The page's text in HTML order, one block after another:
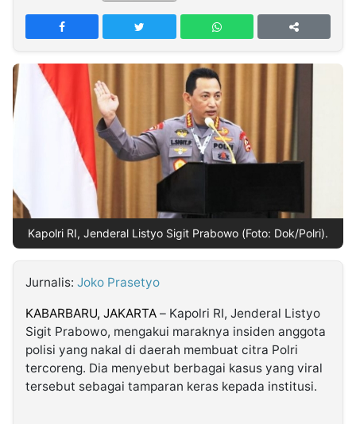
Network
PT
TREETAN
MULTIMEDIA
INDONESIA
NTB
Time
IDN
Jogja
Rakyat
News
Notice
Dinamikapost.com
Baru
Follow
Kabarbaru
Kapolri RI, Jenderal Listyo Sigit Prabowo (Foto: Dok/Polri).
Jurnalis: Joko Prasetyo
KABARBARU, JAKARTA – Kapolri RI, Jenderal Listyo
Sigit Prabowo, mengakui maraknya insiden anggota
polisi yang nakal di daerah membuat citra Polri
tercoreng. Dia menyebut berbagai kasus yang viral
tersebut sebagai tamparan keras kepada institusi.